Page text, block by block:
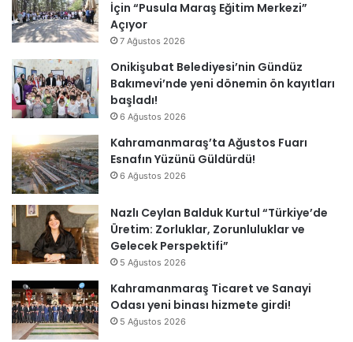
İçin “Pusula Maraş Eğitim Merkezi”
Açıyor
7 Ağustos 2026
Onikişubat Belediyesi’nin Gündüz
Bakımevi’nde yeni dönemin ön kayıtları
başladı!
6 Ağustos 2026
Kahramanmaraş’ta Ağustos Fuarı
Esnafın Yüzünü Güldürdü!
6 Ağustos 2026
Nazlı Ceylan Balduk Kurtul “Türkiye’de
Üretim: Zorluklar, Zorunluluklar ve
Gelecek Perspektifi”
5 Ağustos 2026
Kahramanmaraş Ticaret ve Sanayi
Odası yeni binası hizmete girdi!
5 Ağustos 2026